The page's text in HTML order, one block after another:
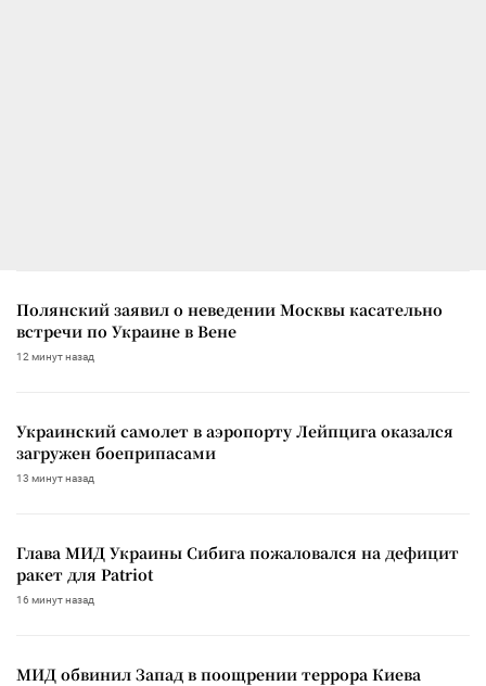
Полянский заявил о неведении Москвы касательно
встречи по Украине в Вене
12 минут назад
Украинский самолет в аэропорту Лейпцига оказался
загружен боеприпасами
13 минут назад
Глава МИД Украины Сибига пожаловался на дефицит
ракет для Patriot
16 минут назад
МИД обвинил Запад в поощрении террора Киева